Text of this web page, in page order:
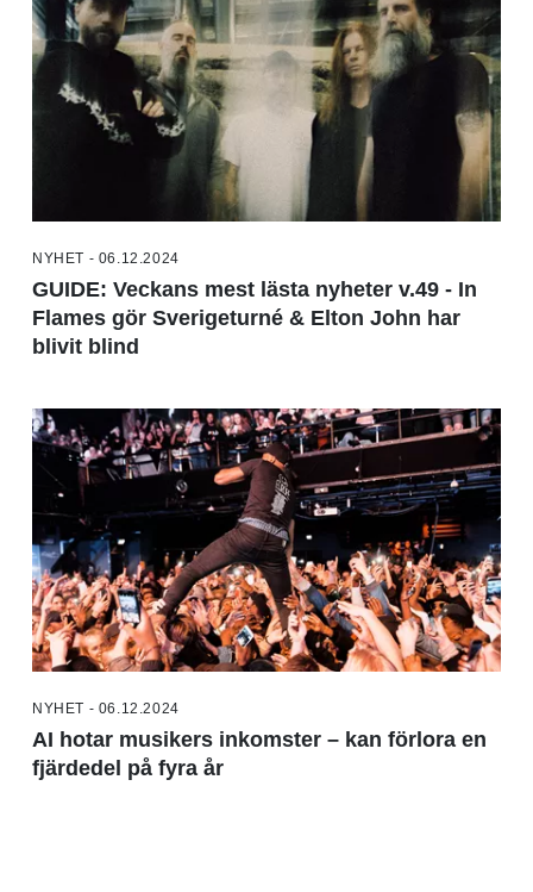
NYHET - 06.12.2024
GUIDE: Veckans mest lästa nyheter v.49 - In
Flames gör Sverigeturné & Elton John har
blivit blind
NYHET - 06.12.2024
AI hotar musikers inkomster – kan förlora en
fjärdedel på fyra år